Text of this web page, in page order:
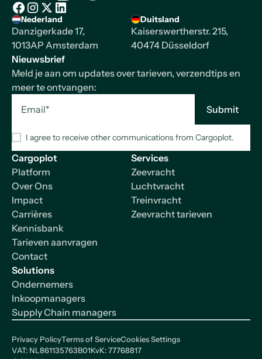
Homepage
Facebook
Instagram
X/Twitter
LinkedIn
Nederland
Danzigerkade 17,
1013AP Amsterdam
Duitsland
Kaiserswertherstr. 215,
40474 Düsseldorf
Cargoplot
Platform
Over Ons
Impact
Carrières
Kennisbank
Tarieven aanvragen
Contact
Services
Zeevracht
Luchtvracht
Treinvracht
Zeevracht tarieven
Solutions
Ondernemers
Inkoopmanagers
Supply Chain managers
Nieuwsbrief
Meld je aan om updates over tarieven, verzendtips en
meer te ontvangen:
I agree to receive other communications from Cargoplot.
Privacy PolicyTerms of ServiceCookies Settings
VAT: NL861135763B01KvK: 77768817